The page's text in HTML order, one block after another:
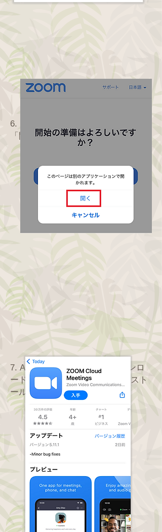
6. 以下のメッセージが出ますので、
「開く」をクリックしてください
7. AppStoreのZoomアプリダウンロ
ード画面になりますので、インスト
ールを行ってください